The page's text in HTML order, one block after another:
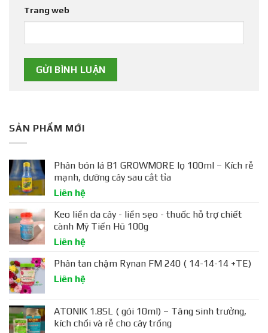
Trang web
SẢN PHẨM MỚI
Phân bón lá B1 GROWMORE lọ 100ml – Kích rễ
mạnh, dưỡng cây sau cắt tỉa
Liên hệ
Keo liền da cây - liền sẹo - thuốc hỗ trợ chiết
cành Mỹ Tiến Hũ 100g
Liên hệ
Phân tan chậm Rynan FM 240 ( 14-14-14 +TE)
Liên hệ
ATONIK 1.8SL ( gói 10ml) – Tăng sinh trưởng,
kích chồi và rễ cho cây trồng